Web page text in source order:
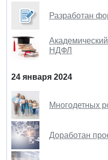
Разработан
НДФЛ
24 января 2024
Многодетных
Доработан